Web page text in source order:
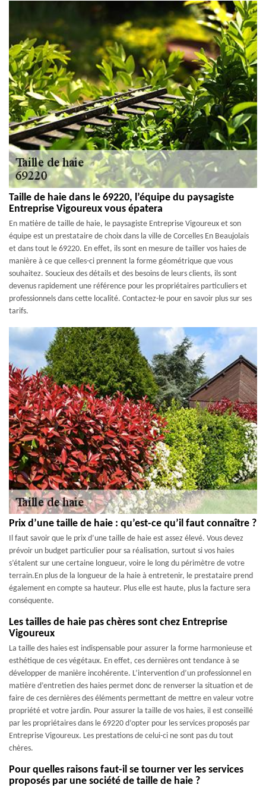
Taille de haie dans le 69220, l’équipe du paysagiste
Entreprise Vigoureux vous épatera
En matière de taille de haie, le paysagiste Entreprise Vigoureux et son
équipe est un prestataire de choix dans la ville de Corcelles En Beaujolais
et dans tout le 69220. En effet, ils sont en mesure de tailler vos haies de
manière à ce que celles-ci prennent la forme géométrique que vous
souhaitez. Soucieux des détails et des besoins de leurs clients, ils sont
devenus rapidement une référence pour les propriétaires particuliers et
professionnels dans cette localité. Contactez-le pour en savoir plus sur ses
tarifs.
Prix d’une taille de haie : qu’est-ce qu’il faut connaître ?
Il faut savoir que le prix d’une taille de haie est assez élevé. Vous devez
prévoir un budget particulier pour sa réalisation, surtout si vos haies
s’étalent sur une certaine longueur, voire le long du périmètre de votre
terrain.En plus de la longueur de la haie à entretenir, le prestataire prend
également en compte sa hauteur. Plus elle est haute, plus la facture sera
conséquente.
Les tailles de haie pas chères sont chez Entreprise
Vigoureux
La taille des haies est indispensable pour assurer la forme harmonieuse et
esthétique de ces végétaux. En effet, ces dernières ont tendance à se
développer de manière incohérente. L’intervention d’un professionnel en
matière d’entretien des haies permet donc de renverser la situation et de
faire de ces dernières des éléments permettant de mettre en valeur votre
propriété et votre jardin. Pour assurer la taille de vos haies, il est conseillé
par les propriétaires dans le 69220 d’opter pour les services proposés par
Entreprise Vigoureux. Les prestations de celui-ci ne sont pas du tout
chères.
Pour quelles raisons faut-il se tourner ver les services
proposés par une société de taille de haie ?